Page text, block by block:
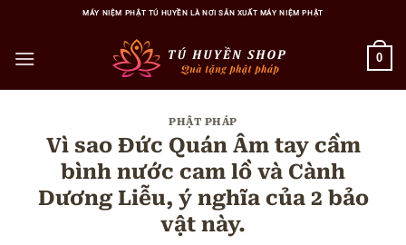
nội
MÁY NIỆM PHẬT TÚ HUYỀN LÀ NƠI SẢN XUẤT MÁY NIỆM PHẬT
0
PHẬT PHÁP
Vì sao Đức Quán Âm tay cầm
bình nước cam lồ và Cành
Dương Liễu, ý nghĩa của 2 bảo
vật này.